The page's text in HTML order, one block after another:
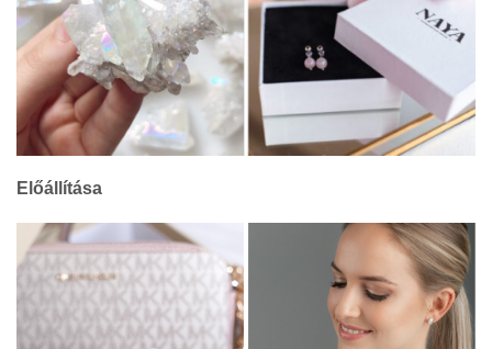
Előállítása